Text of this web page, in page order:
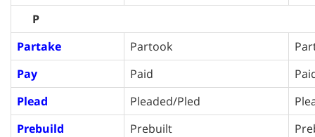
P
Partake
Partook
Pay
Paid
Plead
Pleaded/Pled
Prebuild
Prebuilt